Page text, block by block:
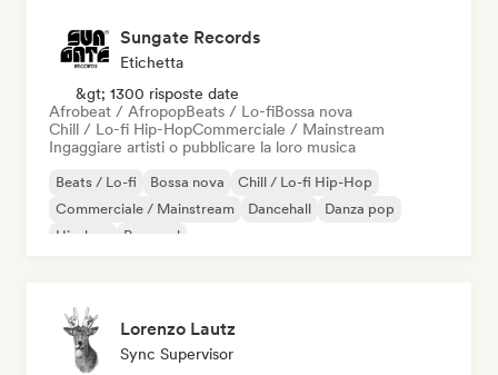
Sungate Records
Etichetta
&gt; 1300 risposte date
Afrobeat / AfropopBeats / Lo-fiBossa nova
Chill / Lo-fi Hip-HopCommerciale / Mainstream
Ingaggiare artisti o pubblicare la loro musica
Beats / Lo-fi Bossa nova
Chill / Lo-fi Hip-Hop
Commerciale / Mainstream
Dancehall
Danza pop
Hip-hop
Pop soul
Lorenzo Lautz
Sync Supervisor